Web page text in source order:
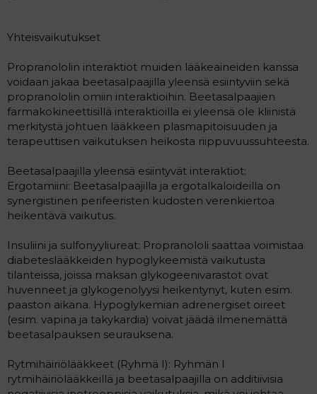
Yhteisvaikutukset
Propranololin interaktiot muiden lääkeaineiden kanssa
voidaan jakaa beetasalpaajilla yleensä esiintyviin sekä
propranololin omiin interaktioihin. Beetasalpaajien
farmakokineettisillä interaktioilla ei yleensä ole kliinistä
merkitystä johtuen lääkkeen plasmapitoisuuden ja
terapeuttisen vaikutuksen heikosta riippuvuussuhteesta.
Beetasalpaajilla yleensä esiintyvät interaktiot:
Ergotamiini: Beetasalpaajilla ja ergotalkaloideilla on
synergistinen perifeeristen kudosten verenkiertoa
heikentävä vaikutus.
Insuliini ja sulfonyyliureat: Propranololi saattaa voimistaa
diabeteslääkkeiden hypoglykeemistä vaikutusta
tilanteissa, joissa maksan glykogeenivarastot ovat
huvenneet ja glykogenolyysi heikentynyt, kuten esim.
paaston aikana. Hypoglykemian adrenergiset oireet
(esim. vapina ja takykardia) voivat jäädä ilmenemättä
beetasalpauksen seurauksena.
Rytmihäiriölääkkeet (Ryhmä I): Ryhmän I
rytmihäiriölääkkeillä ja beetasalpaajilla on additiivisia